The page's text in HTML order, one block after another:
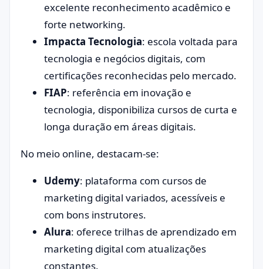
excelente reconhecimento acadêmico e
forte networking.
Impacta Tecnologia: escola voltada para
tecnologia e negócios digitais, com
certificações reconhecidas pelo mercado.
FIAP: referência em inovação e
tecnologia, disponibiliza cursos de curta e
longa duração em áreas digitais.
No meio online, destacam-se:
Udemy: plataforma com cursos de
marketing digital variados, acessíveis e
com bons instrutores.
Alura: oferece trilhas de aprendizado em
marketing digital com atualizações
constantes.